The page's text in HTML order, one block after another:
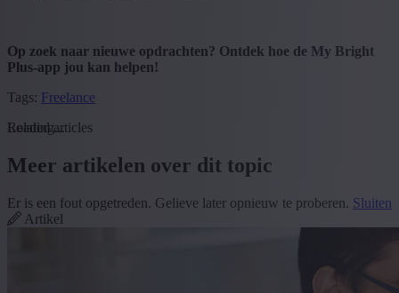
Op zoek naar nieuwe opdrachten? Ontdek hoe de My Bright
Plus-app jou kan helpen!
Tags: Freelance
Loading...
Related articles
Meer artikelen over dit topic
Er is een fout opgetreden. Gelieve later opnieuw te proberen. Sluiten
Artikel